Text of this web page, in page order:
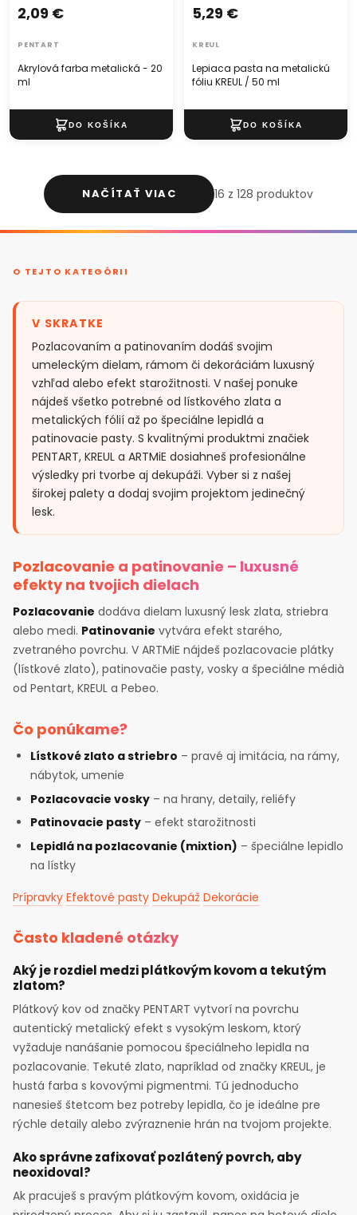
Akrylová farba metalická - 20
ml
2,09 €
PENTART
Lepiaca pasta na metalickú
fóliu KREUL / 50 ml
5,29 €
KREUL
NAČÍTAŤ VIAC 16 z 128 produktov
O TEJTO KATEGÓRII
V SKRATKE
Pozlacovaním a patinovaním dodáš svojim
umeleckým dielam, rámom či dekoráciám luxusný
vzhľad alebo efekt starožitnosti. V našej ponuke
nájdeš všetko potrebné od lístkového zlata a
metalických fólií až po špeciálne lepidlá a
patinovacie pasty. S kvalitnými produktmi značiek
PENTART, KREUL a ARTMiE dosiahneš profesionálne
výsledky pri tvorbe aj dekupáži. Vyber si z našej
širokej palety a dodaj svojim projektom jedinečný
lesk.
Pozlacovanie a patinovanie – luxusné
efekty na tvojich dielach
Pozlacovanie dodáva dielam luxusný lesk zlata, striebra
alebo medi. Patinovanie vytvára efekt starého,
zvetraného povrchu. V ARTMiE nájdeš pozlacovacie plátky
(lístkové zlato), patinovačie pasty, vosky a špeciálne médià
od Pentart, KREUL a Pebeo.
Čo ponúkame?
Lístkové zlato a striebro – pravé aj imitácia, na rámy,
nábytok, umenie
Pozlacovacie vosky – na hrany, detaily, reliéfy
Patinovacie pasty – efekt starožitnosti
Lepidlá na pozlacovanie (mixtion) – špeciálne lepidlo
na lístky
Prípravky Efektové pasty Dekupáž Dekorácie
Často kladené otázky
Aký je rozdiel medzi plátkovým kovom a tekutým
zlatom?
Plátkový kov od značky PENTART vytvorí na povrchu
autentický metalický efekt s vysokým leskom, ktorý
vyžaduje nanášanie pomocou špeciálneho lepidla na
pozlacovanie. Tekuté zlato, napríklad od značky KREUL, je
hustá farba s kovovými pigmentmi. Tú jednoducho
nanesieš štetcom bez potreby lepidla, čo je ideálne pre
rýchle detaily alebo zvýraznenie hrán na tvojom projekte.
Ako správne zafixovať pozlátený povrch, aby
neoxidoval?
Ak pracuješ s pravým plátkovým kovom, oxidácia je